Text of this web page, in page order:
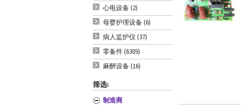
心电设备 (2)
母婴护理设备 (6)
病人监护仪 (37)
零备件 (6309)
麻醉设备 (16)
筛选:
制造商